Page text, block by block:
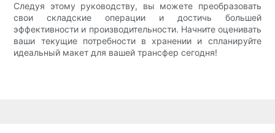
Следуя этому руководству, вы можете преобразовать
свои складские операции и достичь большей
эффективности и производительности. Начните оценивать
ваши текущие потребности в хранении и спланируйте
идеальный макет для вашей трансфер сегодня!